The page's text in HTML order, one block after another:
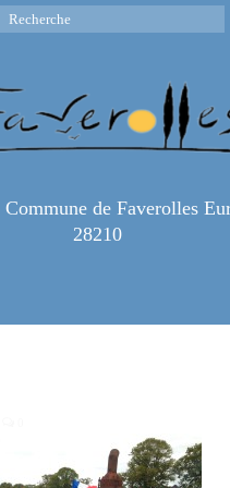
de Faverolles
28210